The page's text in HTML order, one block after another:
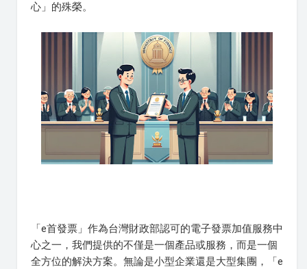
心」的殊榮。
「e首發票」作為台灣財政部認可的電子發票加值服務中
心之一，我們提供的不僅是一個產品或服務，而是一個
全方位的解決方案。無論是小型企業還是大型集團，「e